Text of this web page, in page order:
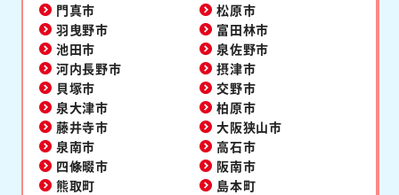
門真市
松原市
羽曳野市
富田林市
池田市
泉佐野市
河内長野市
摂津市
貝塚市
交野市
泉大津市
柏原市
藤井寺市
大阪狭山市
泉南市
高石市
四條畷市
阪南市
熊取町
島本町